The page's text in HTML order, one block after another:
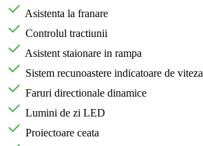
Asistenta la franare
Controlul tractiunii
Asistent staionare in rampa
Sistem recunoastere indicatoare de viteza
Faruri directionale dinamice
Lumini de zi LED
Proiectoare ceata